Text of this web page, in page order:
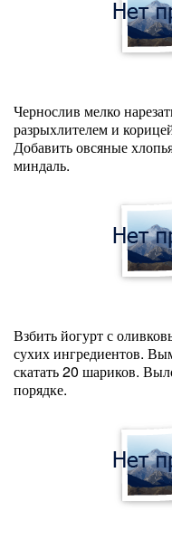
Чернослив мелко
разрыхлителем и
Добавить овсяные
миндаль.
Взбить йогурт с
сухих ингредиентов.
скатать 20 шариков.
порядке.